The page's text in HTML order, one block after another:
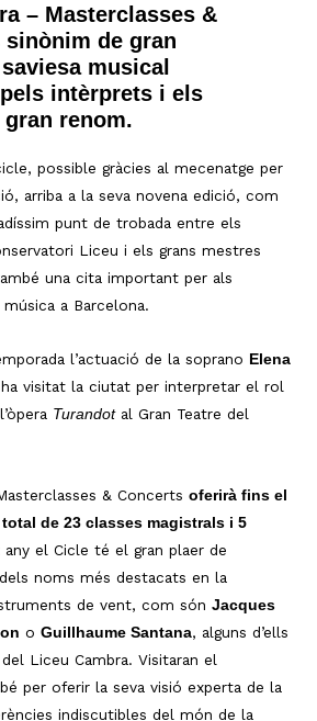
– Masterclasses &
sinònim de gran
musical
intèrprets i els
renom.
possible gràcies al mecenatge per
arriba a la seva novena edició, com
punt de trobada entre els
Liceu i els grans mestres
una cita important per als
a Barcelona.
l’actuació de la soprano Elena
visitat la ciutat per interpretar el rol
Turandotal Gran Teatre del
& Concerts oferirà fins el
de 23 classes magistrals i 5
any el Cicle té el gran plaer de
noms més destacats en la
de vent, com són Jacques
o Guillhaume Santana, alguns d’ells
Liceu Cambra. Visitaran el
per oferir la seva visió experta de la
indiscutibles del món de la